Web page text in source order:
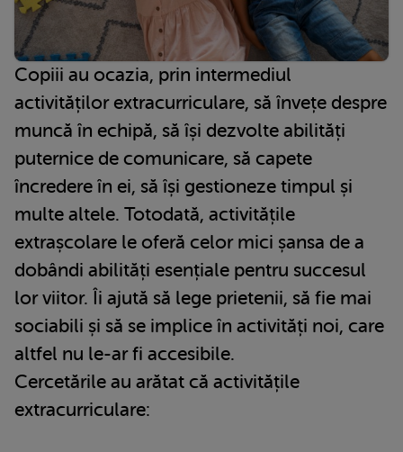
Copiii au ocazia, prin intermediul
activităților extracurriculare, să învețe despre
muncă în echipă, să își dezvolte abilități
puternice de comunicare, să capete
încredere în ei, să își gestioneze timpul și
multe altele. Totodată, activitățile
extrașcolare le oferă celor mici șansa de a
dobândi abilități esențiale pentru succesul
lor viitor. Îi ajută să lege prietenii, să fie mai
sociabili și să se implice în activități noi, care
altfel nu le-ar fi accesibile.
Cercetările au arătat că activitățile
extracurriculare: